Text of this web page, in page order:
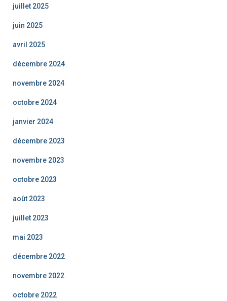
juillet 2025
juin 2025
avril 2025
décembre 2024
novembre 2024
octobre 2024
janvier 2024
décembre 2023
novembre 2023
octobre 2023
août 2023
juillet 2023
mai 2023
décembre 2022
novembre 2022
octobre 2022